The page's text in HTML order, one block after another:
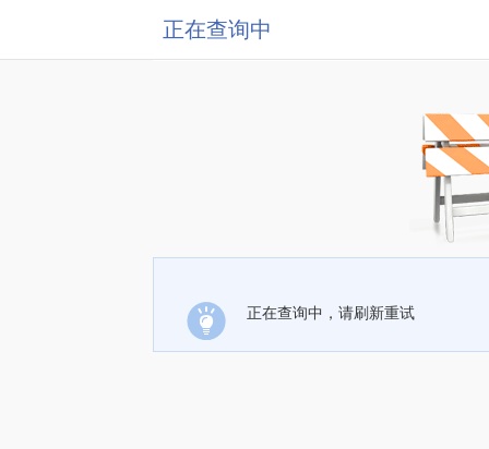
正在查询中
正在查询中，请刷新重试